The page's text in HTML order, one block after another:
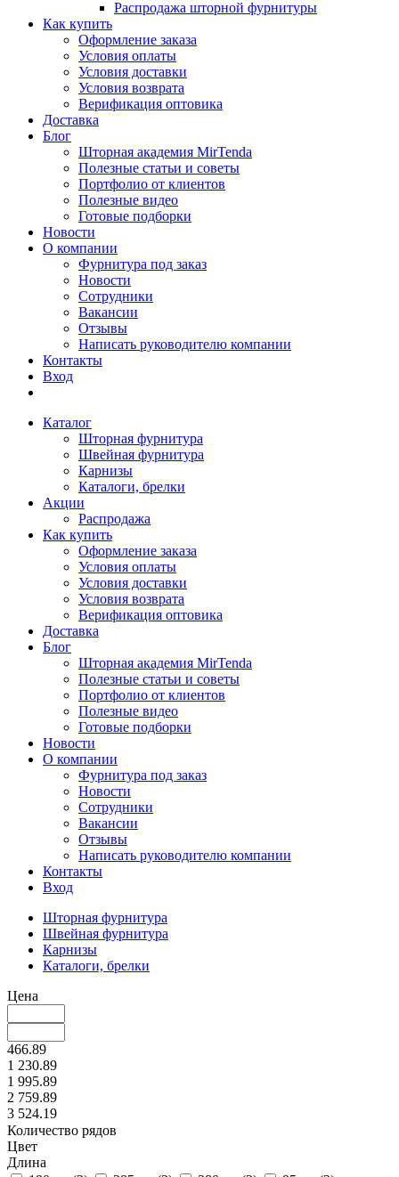
Распродажа шторной фурнитуры
Как купить
Оформление заказа
Условия оплаты
Условия доставки
Условия возврата
Верификация оптовика
Доставка
Блог
Шторная академия MirTenda
Полезные статьи и советы
Портфолио от клиентов
Полезные видео
Готовые подборки
Новости
О компании
Фурнитура под заказ
Новости
Сотрудники
Вакансии
Отзывы
Написать руководителю компании
Контакты
Вход
Каталог
Шторная фурнитура
Швейная фурнитура
Карнизы
Каталоги, брелки
Акции
Распродажа
Как купить
Оформление заказа
Условия оплаты
Условия доставки
Условия возврата
Верификация оптовика
Доставка
Блог
Шторная академия MirTenda
Полезные статьи и советы
Портфолио от клиентов
Полезные видео
Готовые подборки
Новости
О компании
Фурнитура под заказ
Новости
Сотрудники
Вакансии
Отзывы
Написать руководителю компании
Контакты
Вход
Шторная фурнитура
Швейная фурнитура
Карнизы
Каталоги, брелки
Цена
466.89
1 230.89
1 995.89
2 759.89
3 524.19
Количество рядов
Цвет
Длина